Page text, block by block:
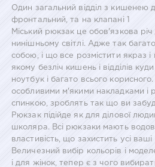
Один загальний відділ з кишенею
фронтальний, та на клапані 1
Міський рюкзак це обов'язкова річ
нинішньому світлі. Адже так
собою, і що все розмістити якраз і
якому безліч кишень і відділів
ноутбук і багато всього корисного.
особливими м'якими накладками і
спинкою, зроблять так що ви
Рюкзак підійде як для ділової
школяра. Всі рюкзаки мають
властивість, що захистить усі
Величезний вибір кольорів і
і для жінок, тепер є з чого